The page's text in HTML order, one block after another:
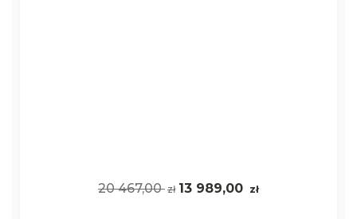
20 467,00 zł 13 989,00 zł